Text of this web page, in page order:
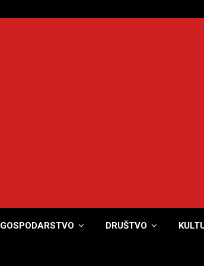
GOSPODARSTVO DRUŠTVO